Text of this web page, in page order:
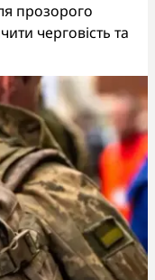
прозорого
черговість та